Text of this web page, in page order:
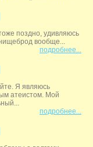
поздно, удивляюсь
вообще...
подробнее...
Я являюсь
атеистом. Мой
подробнее...